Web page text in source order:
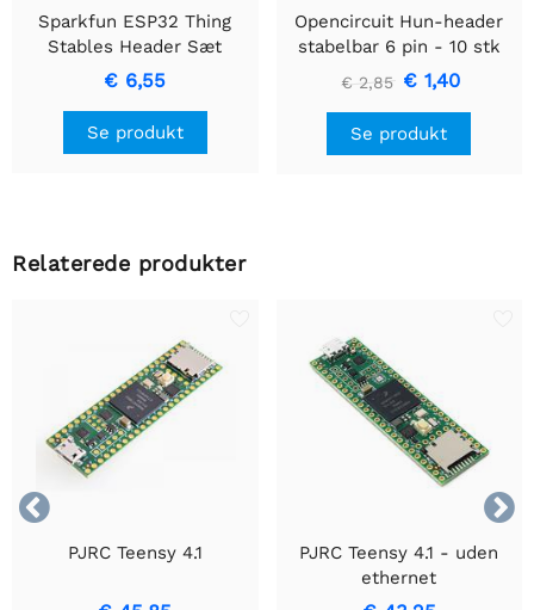
Sparkfun ESP32 Thing
Stables Header Sæt
€ 6,55
Se produkt
Opencircuit Hun-header
stabelbar 6 pin - 10 stk
€ 2,85 € 1,40
Se produkt
Relaterede produkter


PJRC Teensy 4.1
PJRC Teensy 4.1 - uden
ethernet